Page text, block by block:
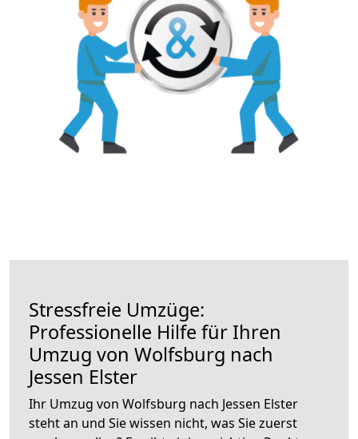
Stressfreie Umzüge:
Professionelle Hilfe für Ihren
Umzug von Wolfsburg nach
Jessen Elster
Ihr Umzug von Wolfsburg nach Jessen Elster
steht an und Sie wissen nicht, was Sie zuerst